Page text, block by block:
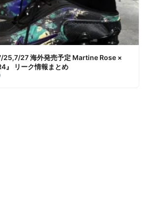
25,7/27 海外発売予定 Martine Rose ×
』 リーク情報まとめ